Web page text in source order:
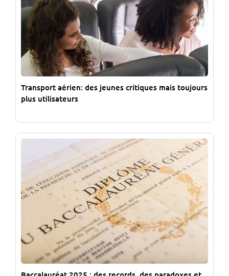
Transport aérien: des jeunes critiques mais toujours
plus utilisateurs